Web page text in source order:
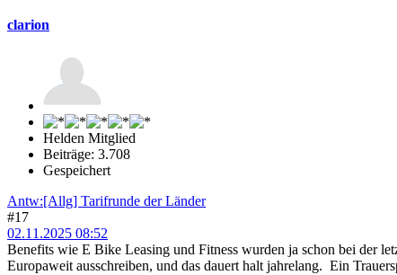
clarion
Helden Mitglied
Beiträge: 3.708
Gespeichert
Antw:[Allg] Tarifrunde der Länder
#17
02.11.2025 08:52
Benefits wie E Bike Leasing und Fitness wurden ja schon bei der
Europaweit ausschreiben, und das dauert halt jahrelang. Ein